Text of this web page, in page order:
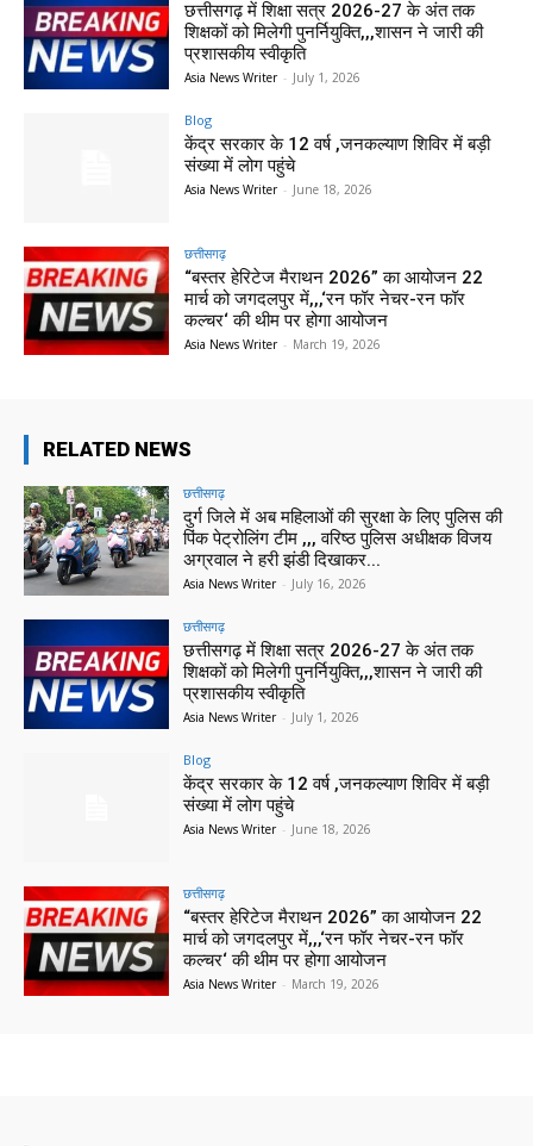
छत्तीसगढ़ में शिक्षा सत्र 2026-27 के अंत तक
शिक्षकों को मिलेगी पुनर्नियुक्ति,,,शासन ने जारी की
प्रशासकीय स्वीकृति
Asia News Writer - July 1, 2026
Blog
केंद्र सरकार के 12 वर्ष ,जनकल्याण शिविर में बड़ी
संख्या में लोग पहुंचे
Asia News Writer - June 18, 2026
छत्तीसगढ़
“बस्तर हेरिटेज मैराथन 2026” का आयोजन 22
मार्च को जगदलपुर में,,,‘रन फॉर नेचर-रन फॉर
कल्चर‘ की थीम पर होगा आयोजन
Asia News Writer - March 19, 2026
RELATED NEWS
छत्तीसगढ़
दुर्ग जिले में अब महिलाओं की सुरक्षा के लिए पुलिस की
पिंक पेट्रोलिंग टीम ,,, वरिष्ठ पुलिस अधीक्षक विजय
अग्रवाल ने हरी झंडी दिखाकर...
Asia News Writer - July 16, 2026
छत्तीसगढ़
छत्तीसगढ़ में शिक्षा सत्र 2026-27 के अंत तक
शिक्षकों को मिलेगी पुनर्नियुक्ति,,,शासन ने जारी की
प्रशासकीय स्वीकृति
Asia News Writer - July 1, 2026
Blog
केंद्र सरकार के 12 वर्ष ,जनकल्याण शिविर में बड़ी
संख्या में लोग पहुंचे
Asia News Writer - June 18, 2026
छत्तीसगढ़
“बस्तर हेरिटेज मैराथन 2026” का आयोजन 22
मार्च को जगदलपुर में,,,‘रन फॉर नेचर-रन फॉर
कल्चर‘ की थीम पर होगा आयोजन
Asia News Writer - March 19, 2026